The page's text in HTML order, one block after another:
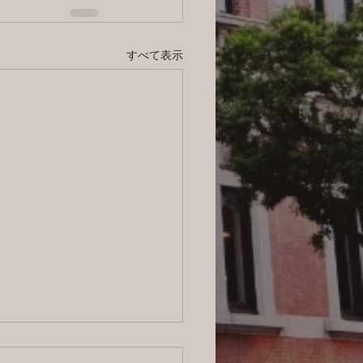
すべて表示